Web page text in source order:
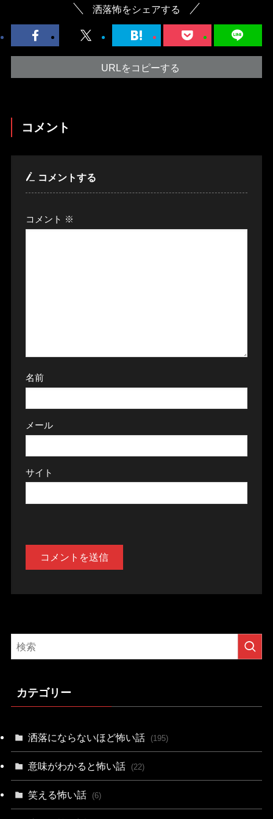
洒落怖をシェアする
URLをコピーする
コメント
コメントする
コメント ※
名前
メール
サイト
カテゴリー
洒落にならないほど怖い話 (195)
意味がわかると怖い話 (22)
笑える怖い話 (6)